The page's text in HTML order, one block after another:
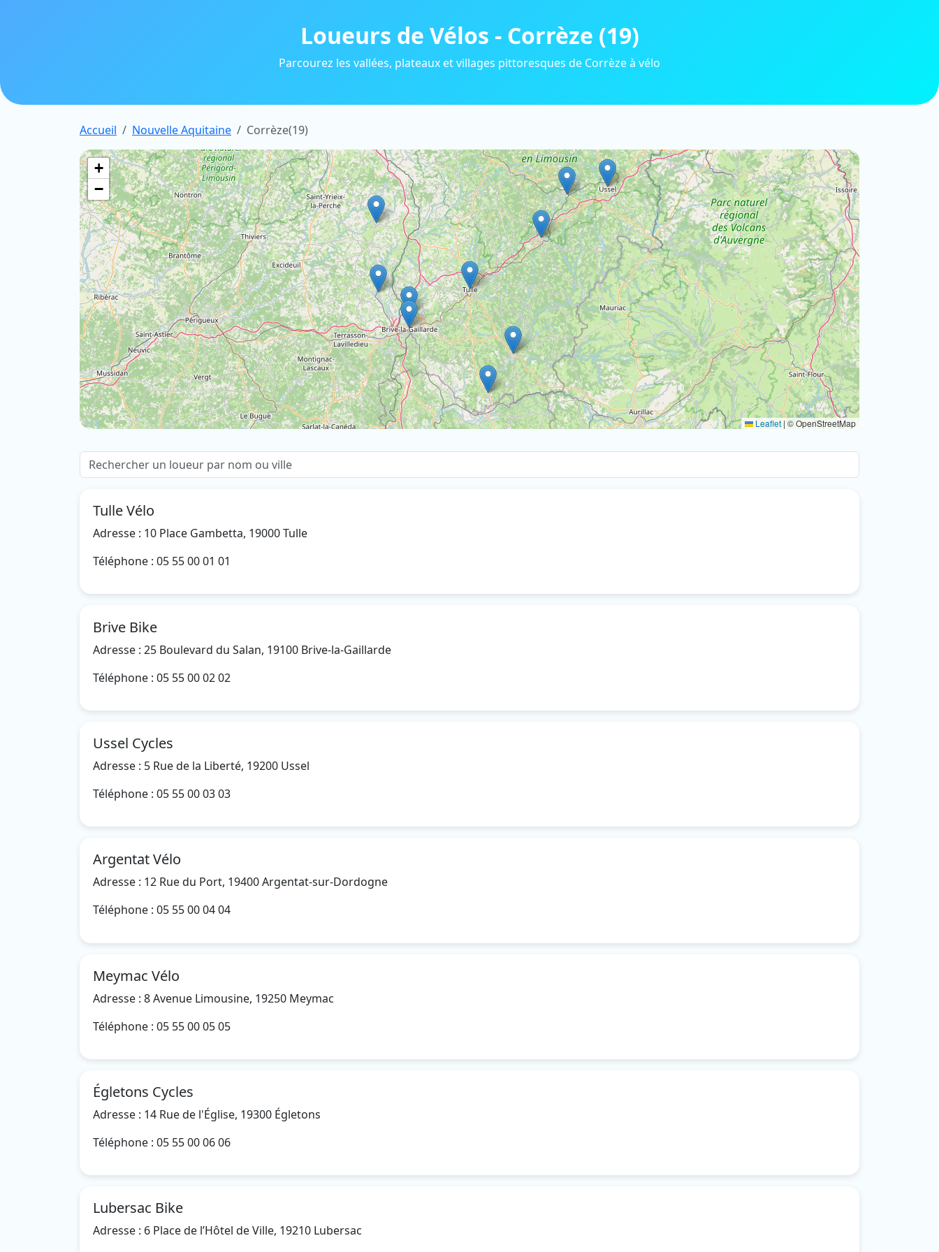
Loueurs de Vélos - Corrèze (19)
Parcourez les vallées, plateaux et villages pittoresques de Corrèze à vélo
Accueil Nouvelle Aquitaine Corrèze(19)
+
−
Leaflet | © OpenStreetMap
Tulle Vélo
Adresse : 10 Place Gambetta, 19000 Tulle
Téléphone : 05 55 00 01 01
Brive Bike
Adresse : 25 Boulevard du Salan, 19100 Brive-la-Gaillarde
Téléphone : 05 55 00 02 02
Ussel Cycles
Adresse : 5 Rue de la Liberté, 19200 Ussel
Téléphone : 05 55 00 03 03
Argentat Vélo
Adresse : 12 Rue du Port, 19400 Argentat-sur-Dordogne
Téléphone : 05 55 00 04 04
Meymac Vélo
Adresse : 8 Avenue Limousine, 19250 Meymac
Téléphone : 05 55 00 05 05
Égletons Cycles
Adresse : 14 Rue de l'Église, 19300 Égletons
Téléphone : 05 55 00 06 06
Lubersac Bike
Adresse : 6 Place de l’Hôtel de Ville, 19210 Lubersac